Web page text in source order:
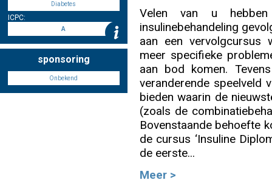
Registreren
Inloggen
Diabetes
ICPC:
A
sponsoring
Onbekend
Velen van u
insulinebehandeling
aan een vervolgcursus
meer specifieke
aan bod komen.
veranderende speelveld
bieden waarin de
(zoals de
Bovenstaande behoefte
de cursus ‘Insuline
de eerste...
Meer >